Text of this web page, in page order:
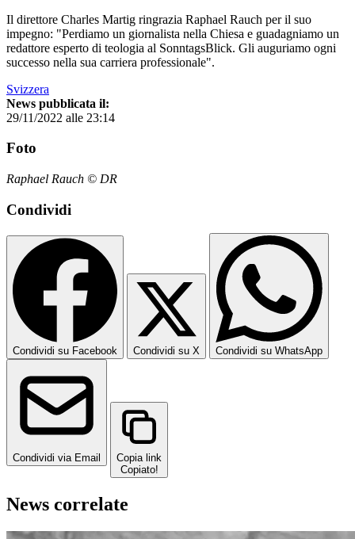
Il direttore Charles Martig ringrazia Raphael Rauch per il suo
impegno: "Perdiamo un giornalista nella Chiesa e guadagniamo un
redattore esperto di teologia al SonntagsBlick. Gli auguriamo ogni
successo nella sua carriera professionale".
Svizzera
News pubblicata il:
29/11/2022 alle 23:14
Foto
Raphael Rauch © DR
Condividi
Condividi su Facebook Condividi su X Condividi su WhatsApp
Condividi via Email
Copia link
Copiato!
News correlate